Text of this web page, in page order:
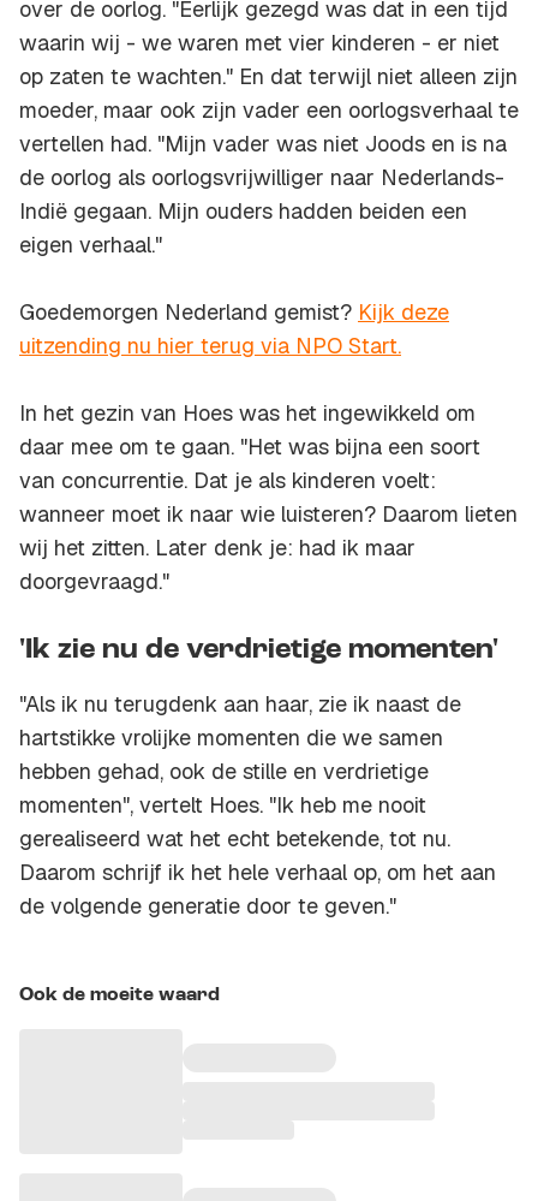
over de oorlog. "Eerlijk gezegd was dat in een tijd
waarin wij - we waren met vier kinderen - er niet
op zaten te wachten." En dat terwijl niet alleen zijn
moeder, maar ook zijn vader een oorlogsverhaal te
vertellen had. "Mijn vader was niet Joods en is na
de oorlog als oorlogsvrijwilliger naar Nederlands-
Indië gegaan. Mijn ouders hadden beiden een
eigen verhaal."
Goedemorgen Nederland gemist? Kijk deze
uitzending nu hier terug via NPO Start.
In het gezin van Hoes was het ingewikkeld om
daar mee om te gaan. "Het was bijna een soort
van concurrentie. Dat je als kinderen voelt:
wanneer moet ik naar wie luisteren? Daarom lieten
wij het zitten. Later denk je: had ik maar
doorgevraagd."
'Ik zie nu de verdrietige momenten'
"Als ik nu terugdenk aan haar, zie ik naast de
hartstikke vrolijke momenten die we samen
hebben gehad, ook de stille en verdrietige
momenten", vertelt Hoes. "Ik heb me nooit
gerealiseerd wat het echt betekende, tot nu.
Daarom schrijf ik het hele verhaal op, om het aan
de volgende generatie door te geven."
Ook de moeite waard